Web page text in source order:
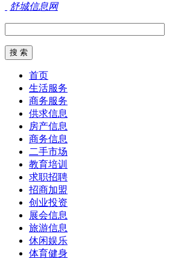
舒城信息网
首页
生活服务
商务服务
供求信息
房产信息
商务信息
二手市场
教育培训
求职招聘
招商加盟
创业投资
展会信息
旅游信息
休闲娱乐
体育健身